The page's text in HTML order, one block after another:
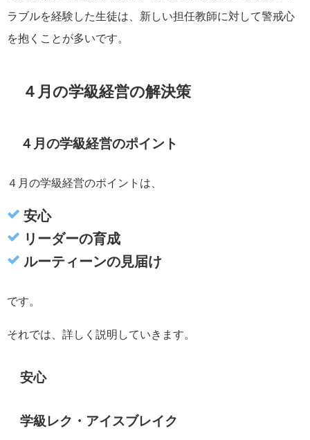
ラブルを経験した生徒は、新しい担任教師に対して警戒心
を抱くことが多いです。
４月の学級経営の解決策
４月の学級経営のポイント
４月の学級経営のポイントは、
安心
リーダーの育成
ルーティーンの見届け
です。
それでは、詳しく説明していきます。
安心
学級レク・アイスブレイク